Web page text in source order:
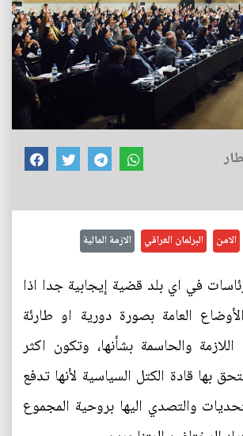
الامن البرلمان العراقي الازمة المالية
في اي بلد قضية إيجابية جدا اذا
العامة بصورة دورية او طارئة
والحاسمة بشأنها، وتكون اكثر
بها قادة الكتل السياسية لأنها تدفع
والتصدي اليها بروحية المجموع